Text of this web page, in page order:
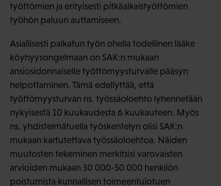
työttömien ja erityisesti pitkäaikaistyöttömien
työhön paluun auttamiseen.
Asiallisesti palkatun työn ohella todellinen lääke
köyhyysongelmaan on SAK:n mukaan
ansiosidonnaiselle työttömyysturvalle pääsyn
helpottaminen. Tämä edellyttää, että
työttömyysturvan ns. työssäoloehto lyhennetään
nykyisestä 10 kuukaudesta 6 kuukauteen. Myös
ns. yhdistelmätuella työskentelyn olisi SAK:n
mukaan kartutettava työssäoloehtoa. Näiden
muutosten tekeminen merkitsisi varovaisten
arvioiden mukaan 30 000-50 000 henkilön
poistumista kunnallisen toimeentulotuen